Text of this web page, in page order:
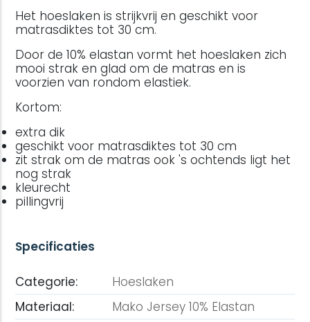
Het hoeslaken is strijkvrij en geschikt voor
matrasdiktes tot 30 cm.
Door de 10% elastan vormt het hoeslaken zich
mooi strak en glad om de matras en is
voorzien van rondom elastiek.
Kortom:
extra dik
geschikt voor matrasdiktes tot 30 cm
zit strak om de matras ook 's ochtends ligt het
nog strak
kleurecht
pillingvrij
Specificaties
Categorie:
Hoeslaken
Materiaal:
Mako Jersey 10% Elastan